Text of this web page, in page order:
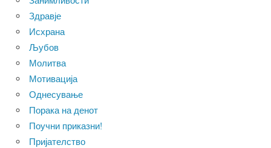
Здравје
Исхрана
Љубов
Молитва
Мотивација
Однесување
Порака на денот
Поучни приказни!
Пријателство